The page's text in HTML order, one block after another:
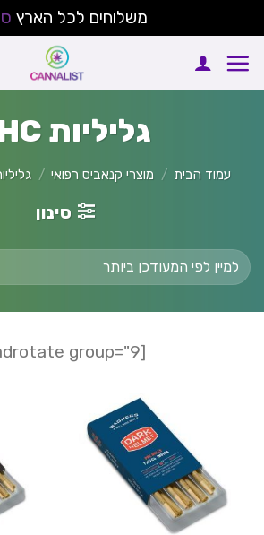
משלוחים לכל הארץ
to
גליליות THC
עמוד הבית / מוצרי קנאביס רפואי /
סינון
[adrotate group="9"]